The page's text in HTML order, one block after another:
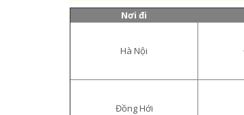
Nơi đi
Hà Nội
Đồng Hới